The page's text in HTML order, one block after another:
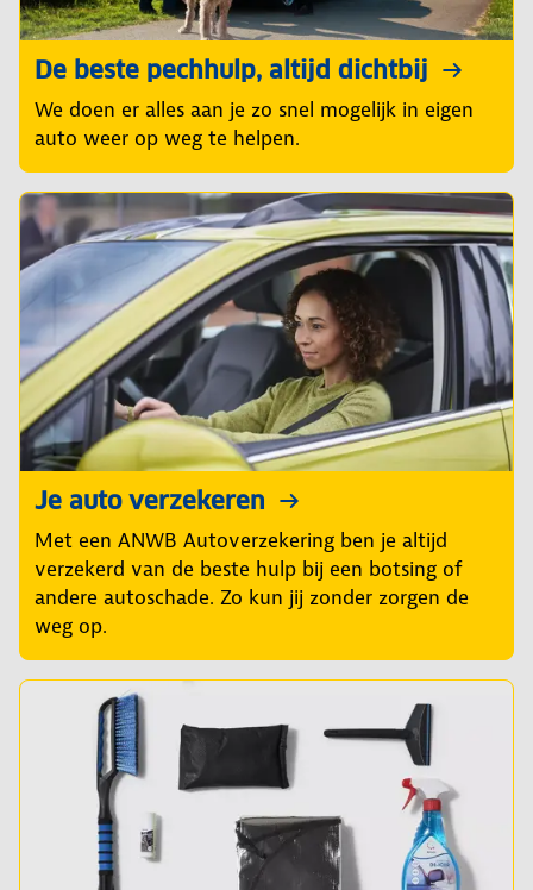
De beste pechhulp, altijd dichtbij
We doen er alles aan je zo snel mogelijk in eigen
auto weer op weg te helpen.
Je auto verzekeren
Met een ANWB Autoverzekering ben je altijd
verzekerd van de beste hulp bij een botsing of
andere autoschade. Zo kun jij zonder zorgen de
weg op.